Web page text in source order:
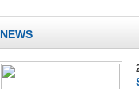
NEWS